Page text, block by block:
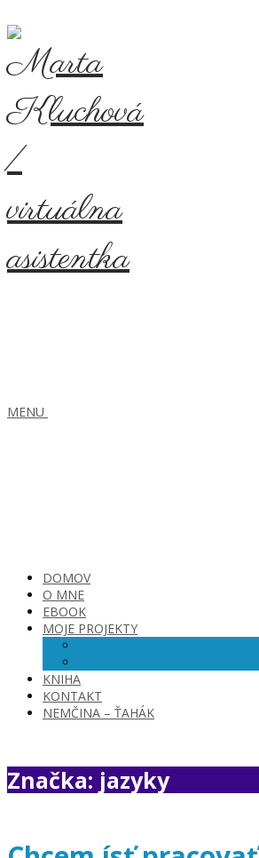
MENU
DOMOV
O MNE
EBOOK
MOJE PROJEKTY
KNIHA
KONTAKT
NEMČINA – ŤAHÁK
Značka: jazyky